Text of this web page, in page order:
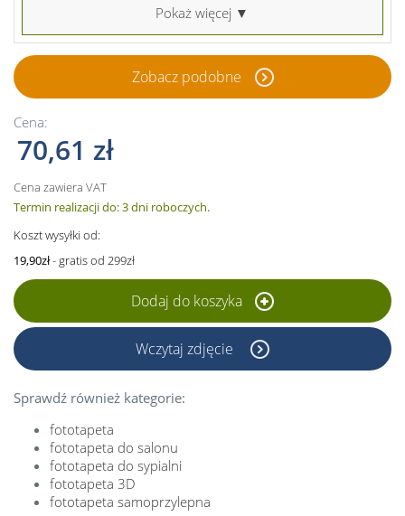
Pokaż więcej ▼
Zobacz podobne
Cena:
70,61 zł
Cena zawiera VAT
Termin realizacji do: 3 dni roboczych.
Koszt wysyłki od:
19,90zł- gratis od 299zł
Dodaj do koszyka
Wczytaj zdjęcie
Sprawdź również kategorie:
fototapeta
fototapeta do salonu
fototapeta do sypialni
fototapeta 3D
fototapeta samoprzylepna